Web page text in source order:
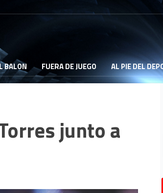
BALON FUERA DE JUEGO AL PIE DEL
junto a